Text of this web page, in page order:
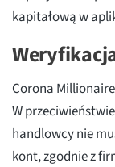
kapitałową w
Corona
W
handlowcy nie
kont, zgodnie z